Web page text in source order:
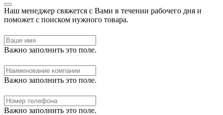
Наш менеджер свяжется с Вами в течении рабочего дня и
поможет с поиском нужного товара.
Важно заполнить это поле.
Важно заполнить это поле.
Важно заполнить это поле.